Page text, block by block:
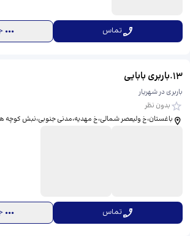
تماس
13
.باربری بابایی
باربری در شهریار
بدون نظر
باغستان،خ ولیعصر شمالی،خ مهدیه،مدنی جنوبی،نبش
تماس